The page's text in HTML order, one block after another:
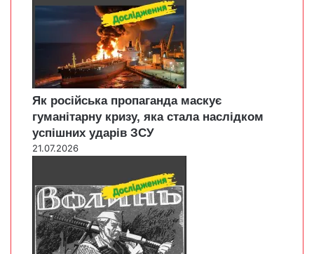
Як російська пропаганда маскує
гуманітарну кризу, яка стала наслідком
успішних ударів ЗСУ
21.07.2026